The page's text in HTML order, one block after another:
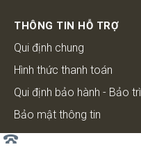
THÔNG TIN HỖ TRỢ
Qui định chung
Hình thức thanh toán
Qui định bảo hành - Bảo trì
Bảo mật thông tin